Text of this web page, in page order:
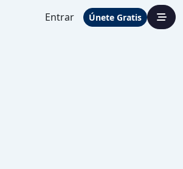
Entrar Únete Gratis